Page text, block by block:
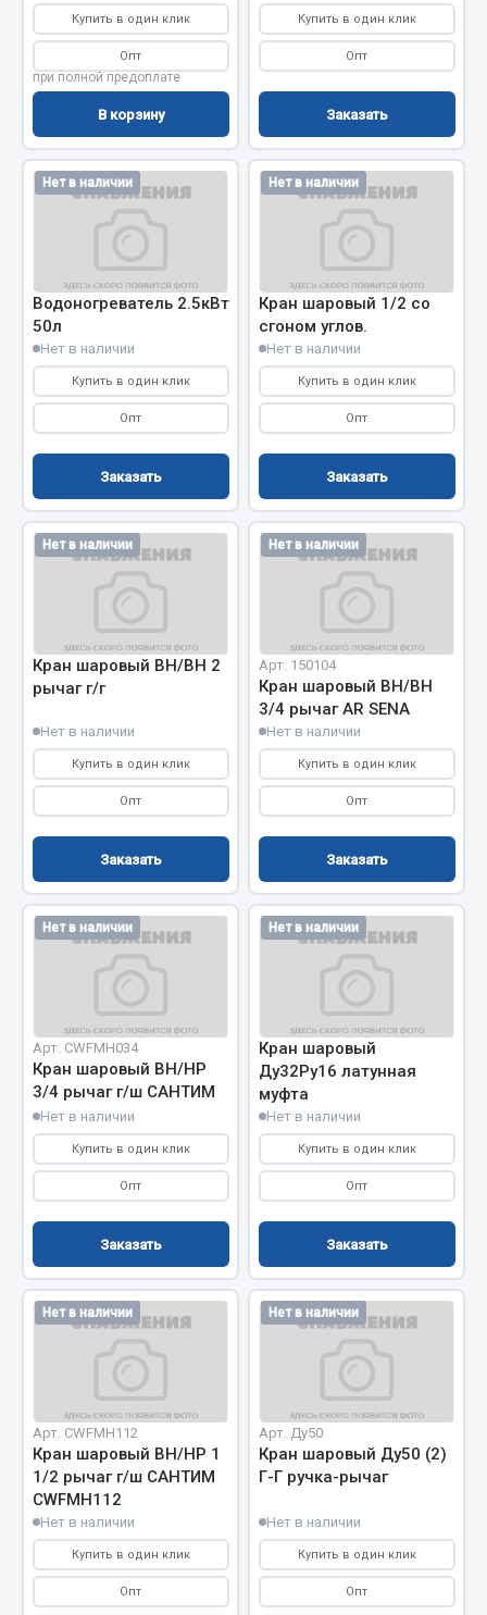
Силовое оборудование
Слесарный инструмент
Столярный инструмент
Показать ещё
Весь раздел
Весь раздел
РТИ
Кольца уплотнительные
Лента конвейерная
Манжеты
Паронит
Патрубки
Показать ещё
Весь раздел
Автомобильная электрика
Автолампы
Блоки реле и предохранителей
Вилки нагрузочные
Выключатели и переключатели клавишные
Выключатели кнопочные
Показать ещё
Весь раздел
Запчасти на полуприцепы
Весь раздел
Запчасти КамАЗ
Система выпуска газа
Система охлаждения
Сцепление
Коробка передач
Коробка передач ZF
Купить в один клик
Опт
при полной предоплате
В корзину
Купить в один клик
Опт
Заказать
Нет в наличии
Водоногреватель 2.5кВт
50л
Нет в наличии
Купить в один клик
Опт
Заказать
Нет в наличии
Кран шаровый 1/2 со
сгоном углов.
Нет в наличии
Купить в один клик
Опт
Заказать
Нет в наличии
Кран шаровый ВН/ВН 2
рычаг г/г
Нет в наличии
Купить в один клик
Опт
Заказать
Нет в наличии
Арт. 150104
Кран шаровый ВН/ВН
3/4 рычаг AR SENA
Нет в наличии
Купить в один клик
Опт
Заказать
Нет в наличии
Арт. CWFMH034
Кран шаровый ВН/НР
3/4 рычаг г/ш САНТИМ
Нет в наличии
Купить в один клик
Опт
Заказать
Нет в наличии
Кран шаровый
Ду32Ру16 латунная
муфта
Нет в наличии
Купить в один клик
Опт
Заказать
Нет в наличии
Арт. CWFMH112
Кран шаровый ВН/НР 1
1/2 рычаг г/ш САНТИМ
CWFMH112
Нет в наличии
Купить в один клик
Опт
Нет в наличии
Арт. Ду50
Кран шаровый Ду50 (2)
Г-Г ручка-рычаг
Нет в наличии
Купить в один клик
Опт